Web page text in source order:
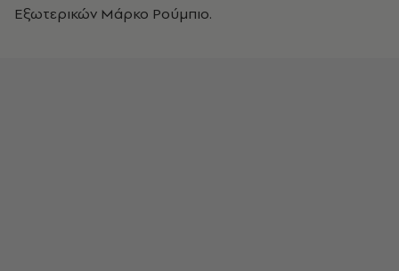
Εξωτερικών Μάρκο Ρούμπιο.